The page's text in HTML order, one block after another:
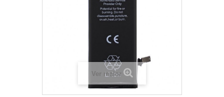
Ver maior